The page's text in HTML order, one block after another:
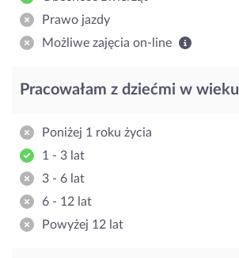
Prawo jazdy
Możliwe zajęcia on-line
Pracowałam z dziećmi w wieku
Poniżej 1 roku życia
1 - 3 lat
3 - 6 lat
6 - 12 lat
Powyżej 12 lat